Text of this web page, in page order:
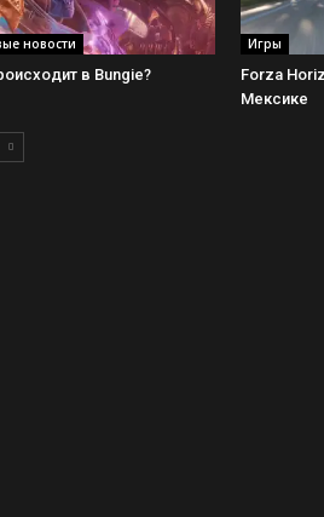
новости
в Bungie?
Игры
Forza
Мексике